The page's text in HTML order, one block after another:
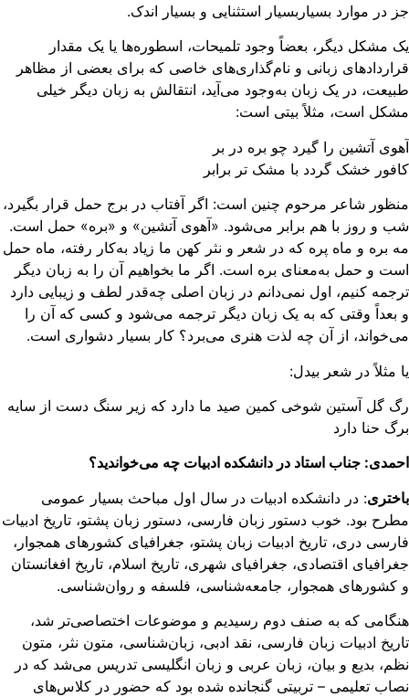
در موارد بسیاربسیار استثنایی و بسیار اندک.
مشکل دیگر، بعضاً وجود تلمیحات، اسطوره‌ها یا یک مقدار
زبانی و نام‌گذاری‌های خاصی که برای بعضی از مظاهر
در یک زبان به‌وجود می‌آید، انتقالش به زبان دیگر خیلی
است، مثلاً بیتی است:
آتشین را گیرد چو بره در بر
خشک گردد با مشک‌ تر برابر
شاعر مرحوم چنین است: اگر آفتاب در برج حمل قرار بگیرد،
و روز با هم برابر می‌شود. «آهوی آتشین» و «بره» حمل است.
بره و ماه پره که در شعر و نثر کهن ما زیاد به‌کار رفته، ماه حمل
و حمل به‌معنای بره است. اگر ما بخواهیم آن را به زبان دیگر
کنیم،‌ اول نمی‌دانم در زبان اصلی چه‌قدر لطف و زیبایی دارد
بعداً وقتی که به یک زبان دیگر ترجمه می‌شود و کسی که آن را
از آن چه لذت هنری می‌برد؟ کار بسیار دشواری است.
مثلاً در شعر بیدل:
گل آستین شوخی کمین صید ما دارد که زیر سنگ دست از سایه
حنا دارد
جناب استاد در دانشکده ادبیات چه می‌خواندید؟
: در دانشکده ادبیات در سال‌ اول مباحث بسیار عمومی
بود. خوب دستور زبان فارسی، دستور زبان پشتو، تاریخ ادبیات
دری، تاریخ ادبیات زبان پشتو، جغرافیای کشورهای همجوار،‌
اقتصادی، جغرافیای شهری،‌ تاریخ اسلام، تاریخ افغانستان
کشورهای همجوار، جامعه‌شناسی، فلسفه و روان‌شناسی.
که به صنف دوم رسیدیم و موضوعات اختصاصی‌تر شد،
ادبیات زبان فارسی، نقد ادبی، زبان‌شناسی، متون نثر، متون
بدیع و بیان، زبان عربی و زبان انگلیسی تدریس می‌شد که در
تعلیمی – تربیتی گنجانده شده بود که حضور در کلاس‌های